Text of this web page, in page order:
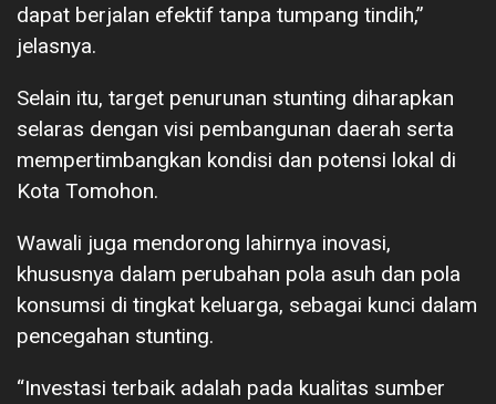
dapat berjalan efektif tanpa tumpang tindih,”
jelasnya.
Selain itu, target penurunan stunting diharapkan
selaras dengan visi pembangunan daerah serta
mempertimbangkan kondisi dan potensi lokal di
Kota Tomohon.
Wawali juga mendorong lahirnya inovasi,
khususnya dalam perubahan pola asuh dan pola
konsumsi di tingkat keluarga, sebagai kunci dalam
pencegahan stunting.
“Investasi terbaik adalah pada kualitas sumber